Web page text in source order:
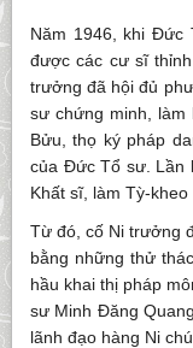
Năm 1946, khi Đức
được các cư sĩ
trưởng đã hội đủ
sư chứng minh, làm
Bửu, thọ ký pháp
của Đức Tổ sư. Lần
Khất sĩ, làm Tỳ-
Từ đó, cố Ni trưởng
bằng những thử
hầu khai thị pháp
sư Minh Đăng
lãnh đạo hàng Ni